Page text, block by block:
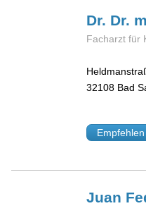
Dr. Dr.
Facharzt für
32108 Bad
Empfehlen
Juan